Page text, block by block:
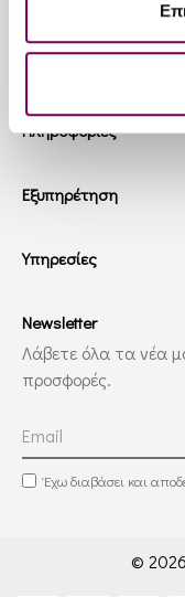
Πληροφορίες
Εξυπηρέτηση
Υπηρεσίες
Newsletter
Λάβετε όλα τα νέα
προσφορές.
Έχω διαβάσει και
©